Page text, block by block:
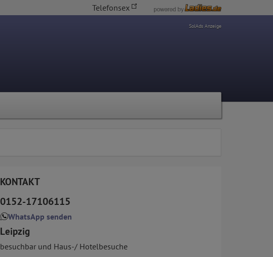
Telefonsex
SolAds Anzeige
KONTAKT
0152-17106115
WhatsApp senden
Leipzig
besuchbar und Haus-/ Hotelbesuche